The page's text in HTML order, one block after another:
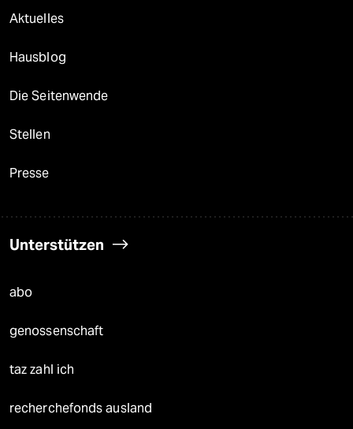
Aktuelles
Hausblog
Die Seitenwende
Stellen
Presse
Unterstützen
abo
genossenschaft
taz zahl ich
recherchefonds ausland